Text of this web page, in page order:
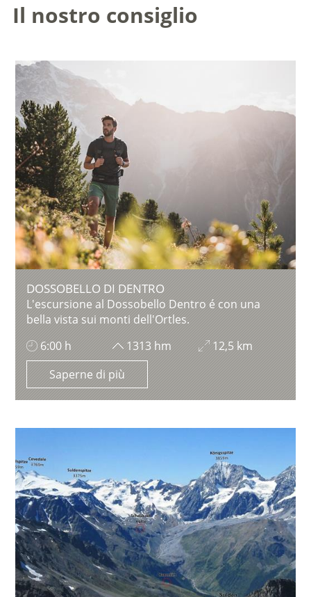
Il nostro consiglio
DOSSOBELLO DI DENTRO
L'escursione al Dossobello Dentro é con una
bella vista sui monti dell'Ortles.
6:00 h
1313 hm
12,5 km
Saperne di più